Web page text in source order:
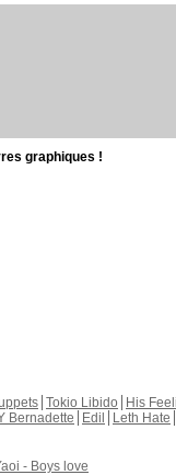
graphiques !
Tokio Libido His
Bernadette Edil Leth Hate
- Boys love